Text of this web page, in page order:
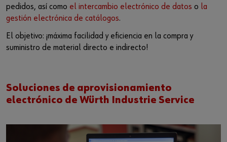
pedidos, así como el intercambio electrónico de datos o la
gestión electrónica de catálogos.
El objetivo: ¡máxima facilidad y eficiencia en la compra y
suministro de material directo e indirecto!
Soluciones de aprovisionamiento
electrónico de Würth Industrie Service